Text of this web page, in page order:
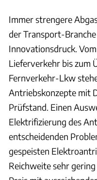
Immer strengere
der Transport-
Innovationsdruck.
Lieferverkehr bis zum
Fernverkehr-Lkw
Antriebskonzepte mit
Prüfstand. Einen
Elektrifizierung des
entscheidenden
gespeisten
Reichweite sehr